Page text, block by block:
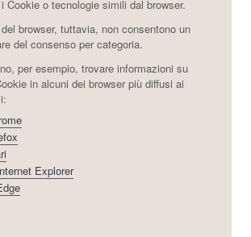
Cookie o tecnologie simili dal browser.
browser, tuttavia, non consentono un
del consenso per categoria.
per esempio, trovare informazioni su
in alcuni dei browser più diffusi ai
Explorer